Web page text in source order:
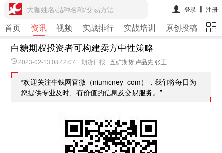
大咖姓名/品种名称/交易方法 登录 注册
首页 资讯 视频 实战排行 实战培训 原创投稿 期
白糖期权投资者可构建卖方中性策略
2023-02-13 08:42:07 期货日报 五矿期货 卢品先 张正
“欢迎关注牛钱网官微（niumoney_com），我们将每日为
您提供专业及时、有价值的信息及交易服务。”